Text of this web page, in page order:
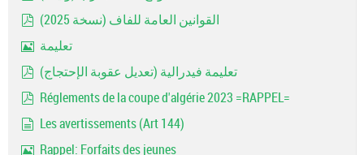
القوانين العامة للفاف (نسخة 2025)
تعليمة
تعليمة فيدرالية (تعديل عقوبة الإحتجاج)
Réglements de la coupe d'algérie 2023 =RAPPEL=
Les avertissements (Art 144)
Rappel: Forfaits des jeunes